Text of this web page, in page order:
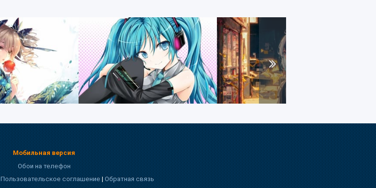
Мобильная версия
Обои на телефон
Пользовательское соглашение|Обратная связь